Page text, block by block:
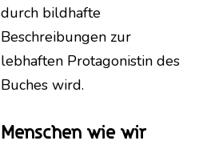
durch bildhafte
Beschreibungen zur
lebhaften Protagonistin des
Buches wird.
Menschen wie wir